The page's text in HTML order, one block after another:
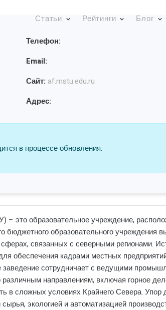
Статьи Рейтинги Блог
Телефон:
Email:
Сайт: af.mstu.edu.ru
Адрес:
в процессе обновления.
– это образовательное учреждение,
бюджетного образовательного учреждения
связанных с северными регионами.
обеспечения кадрами местных
заведение сотрудничает с ведущими
направлениям, включая горное
в сложных условиях Крайнего Севера. Упор
экологией и автоматизацией